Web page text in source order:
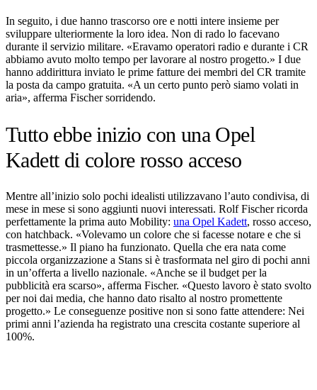
In seguito, i due hanno trascorso ore e notti intere insieme per
sviluppare ulteriormente la loro idea. Non di rado lo facevano
durante il servizio militare. «Eravamo operatori radio e durante i CR
abbiamo avuto molto tempo per lavorare al nostro progetto.» I due
hanno addirittura inviato le prime fatture dei membri del CR tramite
la posta da campo gratuita. «A un certo punto però siamo volati in
aria», afferma Fischer sorridendo.
Tutto ebbe inizio con una Opel
Kadett di colore rosso acceso
Mentre all’inizio solo pochi idealisti utilizzavano l’auto condivisa, di
mese in mese si sono aggiunti nuovi interessati. Rolf Fischer ricorda
perfettamente la prima auto Mobility: una Opel Kadett, rosso acceso,
con hatchback. «Volevamo un colore che si facesse notare e che si
trasmettesse.» Il piano ha funzionato. Quella che era nata come
piccola organizzazione a Stans si è trasformata nel giro di pochi anni
in un’offerta a livello nazionale. «Anche se il budget per la
pubblicità era scarso», afferma Fischer. «Questo lavoro è stato svolto
per noi dai media, che hanno dato risalto al nostro promettente
progetto.» Le conseguenze positive non si sono fatte attendere: Nei
primi anni l’azienda ha registrato una crescita costante superiore al
100%.